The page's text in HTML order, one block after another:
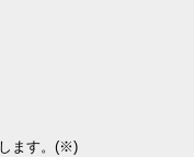
ます。(※)